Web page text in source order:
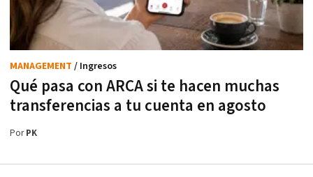
Qué pasa con ARCA si te hacen muchas
transferencias a tu cuenta en agosto
MANAGEMENT / Ingresos
PorPK